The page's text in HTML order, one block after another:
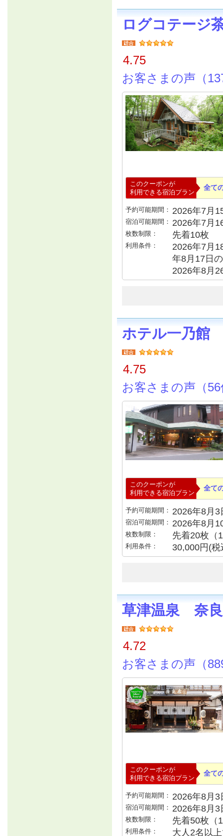
ログコテージ
4.75
お客さまの声（
このクーポンが
利用できる宿泊プラン
全て
予約可能期間： 2026年7月
宿泊可能期間： 2026年7月
枚数制限： 先着10枚
利用条件：
2026年7月
年8月17日
2026年8月
ホテル一乃館
4.75
お客さまの声（
このクーポンが
利用できる宿泊プラン
全て
予約可能期間： 2026年8月
宿泊可能期間： 2026年8月
枚数制限： 先着20枚（
利用条件： 30,000円(
草津温泉 奈
4.72
お客さまの声（
このクーポンが
利用できる宿泊プラン
全て
予約可能期間： 2026年8月
宿泊可能期間： 2026年8月
枚数制限： 先着50枚（
利用条件： 大人2名以